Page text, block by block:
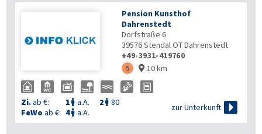
Pension Kunsthof
Dahrenstedt
Dorfstraße 6
39576Stendal OT Dahrenstedt
+49-3931-419760
5  10 km
Zi.ab €: 1  a.A. 2  80
FeWo ab €: 4 a.A.
zur Unterkunft 